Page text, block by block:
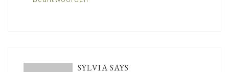
SYLVIA SAYS